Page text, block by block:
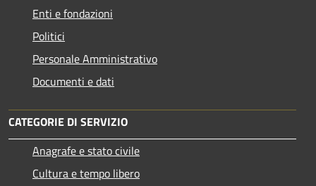
Enti e fondazioni
Politici
Personale Amministrativo
Documenti e dati
CATEGORIE DI SERVIZIO
Anagrafe e stato civile
Cultura e tempo libero